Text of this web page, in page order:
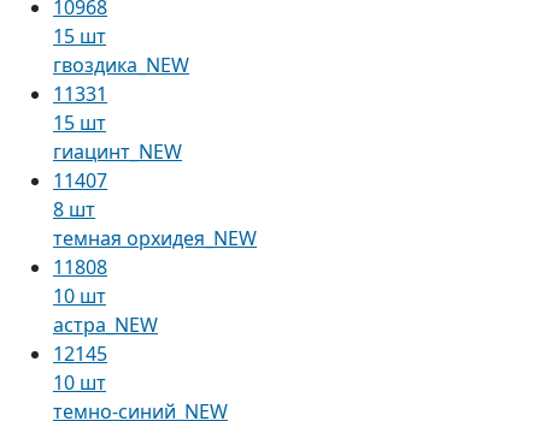
10968
15 шт
гвоздика_NEW
11331
15 шт
гиацинт_NEW
11407
8 шт
темная орхидея_NEW
11808
10 шт
астра_NEW
12145
10 шт
темно-синий_NEW